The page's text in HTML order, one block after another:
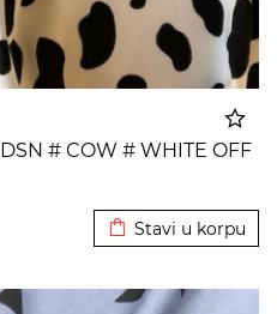
# COW # WHITE OFF
Stavi u korpu